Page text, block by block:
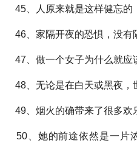
45、人原来就是这样健忘的
46、家隔开夜的恐惧，没有
47、做一个女子为什么就应
48、无论是在白天或黑夜，
49、烟火的确带来了很多欢
50、她的前途依然是一片浓